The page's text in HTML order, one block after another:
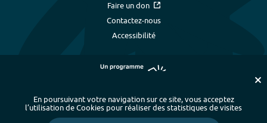
Faire un don
Contactez-nous
Accessibilité
Plan du site - Index alphabétique -
En poursuivant votre navigation sur ce site, vous acceptez
l’utilisation de Cookies pour réaliser des statistiques de visites